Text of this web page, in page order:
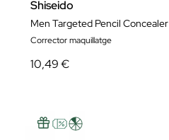
Shiseido
Men Targeted Pencil Concealer
Corrector maquillatge
10,49 €